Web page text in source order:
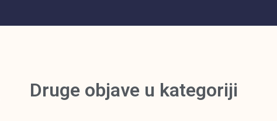
Druge objave u kategoriji